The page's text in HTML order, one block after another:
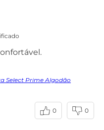
Select Prime Algodão
0 0